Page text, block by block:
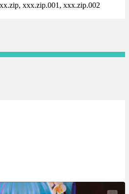
xxx.zip.001, xxx.zip.002